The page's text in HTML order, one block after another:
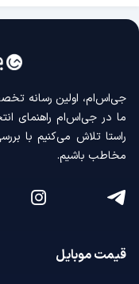
جی‌اس‌ام، اولین رسانه‌
ما در جی‌اس‌ام راهنمای
راستا تلاش می‌کنیم با
مخاطب باشیم.
قیمت موبایل